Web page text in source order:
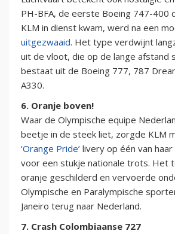
PH-BFA, de eerste Boeing 747-400
KLM in dienst kwam, werd na een
uitgezwaaid. Het type verdwijnt
uit de vloot, die op de lange afstand
bestaat uit de Boeing 777, 787
A330.
6. Oranje boven!
Waar de Olympische equipe
beetje in de steek liet, zorgde KLM
‘Orange Pride’ livery op één van haar
voor een stukje nationale trots. Het
oranje geschilderd en vervoerde
Olympische en Paralympische
Janeiro terug naar Nederland.
7. Crash Colombiaanse 727